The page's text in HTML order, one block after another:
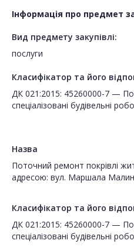
Інформація про предмет
Вид предмету закупівлі:
послуги
Класифікатор та його
ДК 021:2015: 45260000-7 —
спеціалізовані будівельні
Назва
Поточний ремонт покрівлі
адресою: вул. Маршала
Класифікатор та його
ДК 021:2015: 45260000-7 —
спеціалізовані будівельні